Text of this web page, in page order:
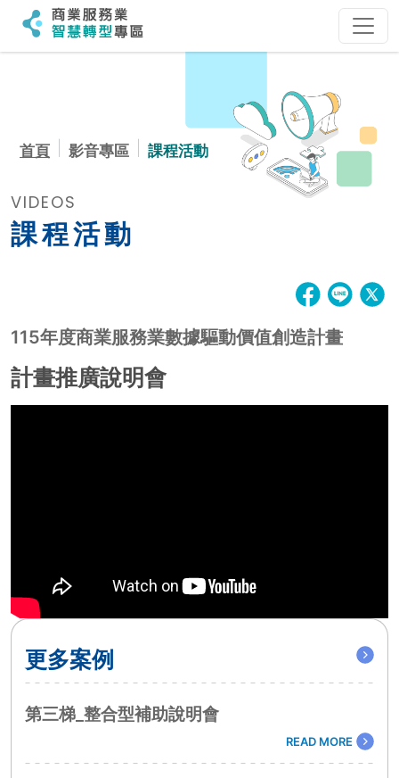
首頁 影音專區 課程活動
VIDEOS
課程活動
115年度商業服務業數據驅動價值創造計畫
計畫推廣說明會
更多案例
第三梯_整合型補助說明會
READ MORE